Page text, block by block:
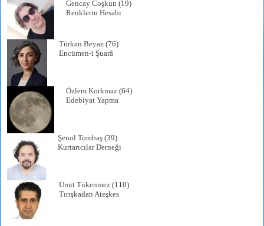
Gencay Coşkun (19)
Renklerin Hesabı
Türkan Beyaz (76)
Encümen-i Şuarâ
Özlem Korkmaz (64)
Edebiyat Yapma
Şenol Tombaş (39)
Kurtarıcılar Derneği
Ümit Tükenmez (110)
Tırışkadan Ateşkes